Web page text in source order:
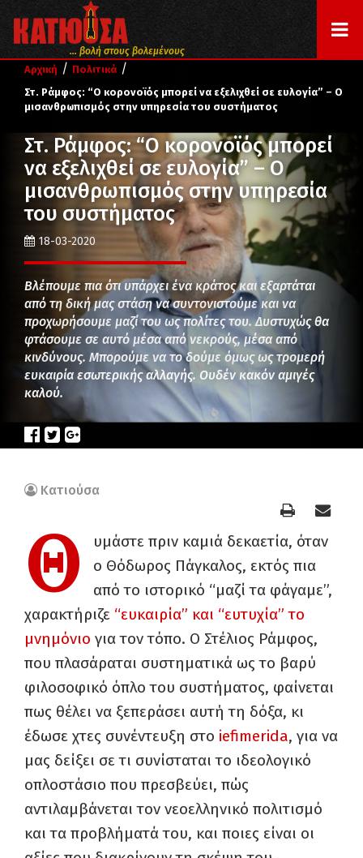
... βολή στους βολεμένους
Αρχική / Πολιτικά /
Στ. Ράμφος: “Ο κορονοϊός μπορεί να εξελιχθεί σε ευλογία” – Ο
μισανθρωπισμός στην υπηρεσία του συστήματος
Στ. Ράμφος: “Ο κορονοϊός μπορεί
να εξελιχθεί σε ευλογία” – Ο
μισανθρωπισμός στην υπηρεσία
του συστήματος
18-03-2020
Βλέπουμε πια ότι υπάρχει ένα κράτος και εξαρτάται
από τη δική μας στάση να συντονιστούμε και να
προχωρήσουμε μαζί του ως πολίτες του. Δυστυχώς θα
φτάσουμε σε αυτό μέσα από νεκρούς, μέσα από
κινδύνους. Μπορούμε να το δούμε όμως ως τρομερή
ευκαιρία εσωτερικής αλλαγής. Ουδέν κακόν αμιγές
καλού.
Κατιούσα
Θ
υμάστε πριν καμιά δεκαετία, όταν
ο Θόδωρος Πάγκαλος, εκτός πια
από το ιστορικό “μαζί τα φάγαμε”,
χαρακτήριζε “ευκαιρία” και “ευτυχία” το
μνημόνιο για τον τόπο. Ο Στέλιος Ράμφος,
που πλασάραται συστηματικά ως το βαρύ
φιλοσοφικό όπλο του συστήματος, φαίνεται
πως θέλει να ξεπεράσει αυτή τη δόξα, κι
έδωσε χτες συνέντευξη στο iefimerida, για να
μας δείξει σε τι συνίσταται το ιδεολογικό
οπλοστάσιο που πρεσβεύει, πώς
αντιλαμβάνεται τον νεοελληνικό πολιτισμό
και τα προβλήματά του, και ποιες είναι οι